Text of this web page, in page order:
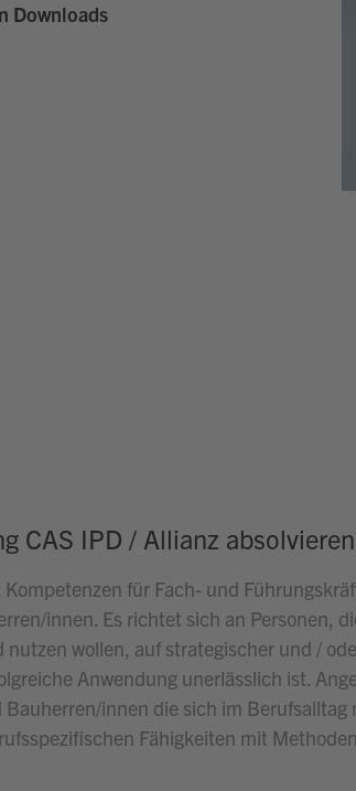
Downloads
CAS IPD / Allianz
Kompetenzen für Fach- und
innen. Es richtet sich an Personen,
wollen, auf strategischer und /
Anwendung unerlässlich ist.
innen die sich im
Fähigkeiten mit